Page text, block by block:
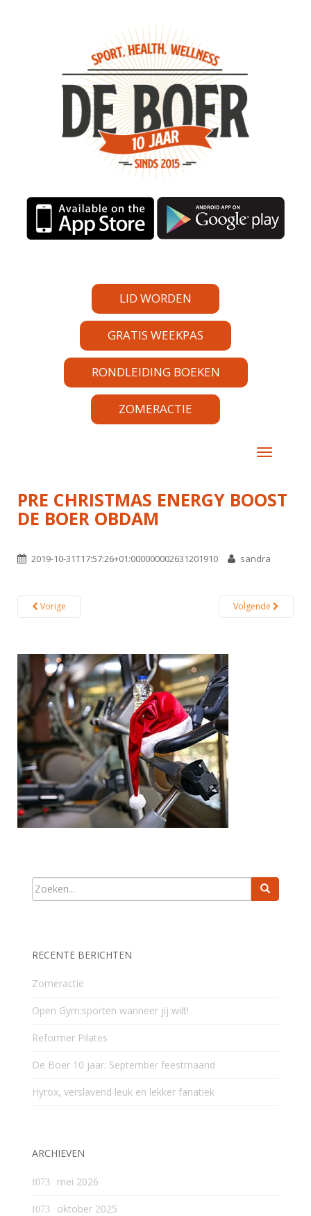
LID WORDEN
GRATIS WEEKPAS
RONDLEIDING BOEKEN
ZOMERACTIE
TOGGLE
PRE CHRISTMAS ENERGY BOOST
DE BOER OBDAM
2019-10-31T17:57:26+01:000000002631201910 sandra
Vorige Volgende
RECENTE BERICHTEN
Zomeractie
Open Gym:sporten wanneer jij wilt!
Reformer Pilates
De Boer 10 jaar: September feestmaand
Hyrox, verslavend leuk en lekker fanatiek
ARCHIEVEN
mei 2026
oktober 2025